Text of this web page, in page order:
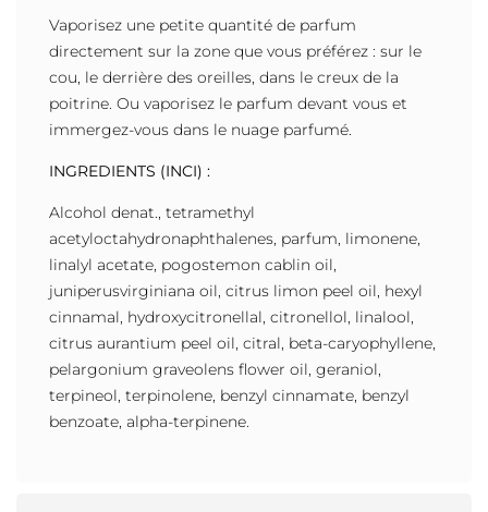
Vaporisez une petite quantité de parfum
directement sur la zone que vous préférez : sur le
cou, le derrière des oreilles, dans le creux de la
poitrine. Ou vaporisez le parfum devant vous et
immergez-vous dans le nuage parfumé.
INGREDIENTS (INCI) :
Alcohol denat., tetramethyl
acetyloctahydronaphthalenes, parfum, limonene,
linalyl acetate, pogostemon cablin oil,
juniperusvirginiana oil, citrus limon peel oil, hexyl
cinnamal, hydroxycitronellal, citronellol, linalool,
citrus aurantium peel oil, citral, beta-caryophyllene,
pelargonium graveolens flower oil, geraniol,
terpineol, terpinolene, benzyl cinnamate, benzyl
benzoate, alpha-terpinene.